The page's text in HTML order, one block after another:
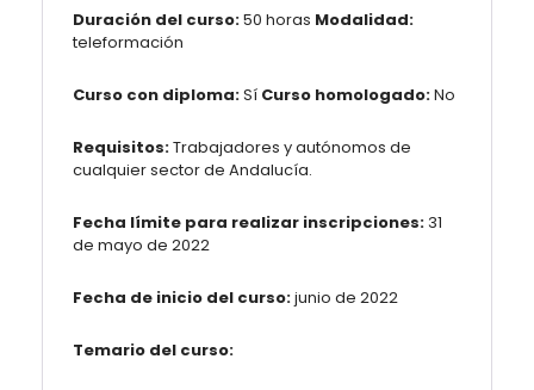
Duración del curso:50 horas Modalidad:
teleformación
Curso con diploma:Sí Curso homologado:No
Requisitos:Trabajadores y autónomos de
cualquier sector de Andalucía.
Fecha límite para realizar inscripciones: 31
de mayo de 2022
Fecha de inicio del curso:junio de 2022
Temario del curso: